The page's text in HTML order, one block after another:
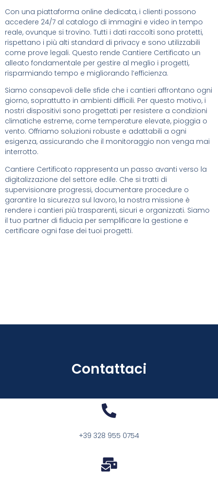
Con una piattaforma online dedicata, i clienti possono
accedere 24/7 al catalogo di immagini e video in tempo
reale, ovunque si trovino. Tutti i dati raccolti sono protetti,
rispettano i più alti standard di privacy e sono utilizzabili
come prove legali. Questo rende Cantiere Certificato un
alleato fondamentale per gestire al meglio i progetti,
risparmiando tempo e migliorando l’efficienza.
Siamo consapevoli delle sfide che i cantieri affrontano ogni
giorno, soprattutto in ambienti difficili. Per questo motivo, i
nostri dispositivi sono progettati per resistere a condizioni
climatiche estreme, come temperature elevate, pioggia o
vento. Offriamo soluzioni robuste e adattabili a ogni
esigenza, assicurando che il monitoraggio non venga mai
interrotto.
Cantiere Certificato rappresenta un passo avanti verso la
digitalizzazione del settore edile. Che si tratti di
supervisionare progressi, documentare procedure o
garantire la sicurezza sul lavoro, la nostra missione è
rendere i cantieri più trasparenti, sicuri e organizzati. Siamo
il tuo partner di fiducia per semplificare la gestione e
certificare ogni fase dei tuoi progetti.
Contattaci
+39 328 955 0754